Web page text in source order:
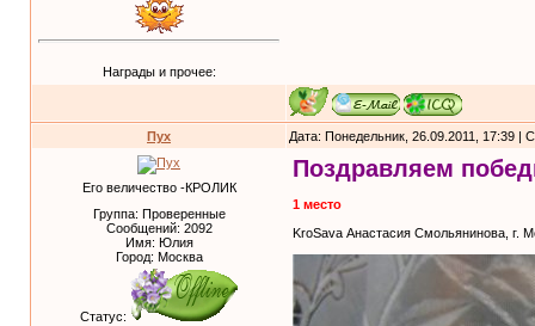
Награды и прочее:
Пух Дата: Понедельник, 26.09.2011, 17:39 |
Его величество -КРОЛИК
Группа: Проверенные
Сообщений: 2092
Имя: Юлия
Город: Москва
Статус:
Поздравляем
1 место
KroSava Анастасия Смольянинова, г.